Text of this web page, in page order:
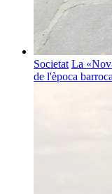
Societat La
de l'època barroca